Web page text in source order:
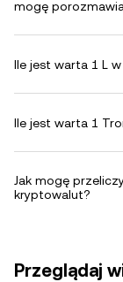
mogę
Ile jest warta 1 L
Ile jest warta 1
Jak mogę
kryptowalut?
Przeglądaj